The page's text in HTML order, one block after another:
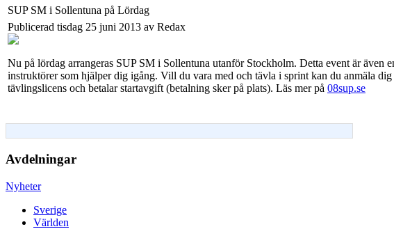
SUP SM i Sollentuna på Lördag
Publicerad tisdag 25 juni 2013 av Redax
Nu på lördag arrangeras SUP SM i Sollentuna utanför Stockholm. Detta event är
instruktörer som hjälper dig igång. Vill du vara med och tävla i sprint kan du anmäla
tävlingslicens och betalar startavgift (betalning sker på plats). Läs mer på 08sup.se
Avdelningar
Nyheter
Sverige
Världen